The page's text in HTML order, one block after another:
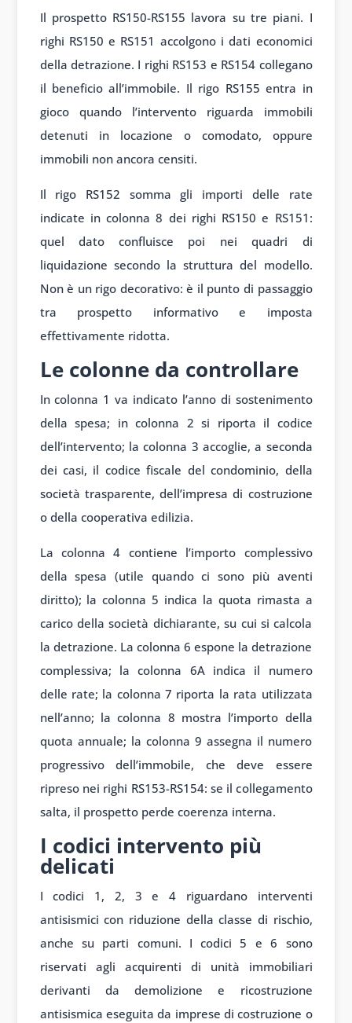
Il prospetto RS150-RS155 lavora su tre piani. I
righi RS150 e RS151 accolgono i dati economici
della detrazione. I righi RS153 e RS154 collegano
il beneficio all’immobile. Il rigo RS155 entra in
gioco quando l’intervento riguarda immobili
detenuti in locazione o comodato, oppure
immobili non ancora censiti.
Il rigo RS152 somma gli importi delle rate
indicate in colonna 8 dei righi RS150 e RS151:
quel dato confluisce poi nei quadri di
liquidazione secondo la struttura del modello.
Non è un rigo decorativo: è il punto di passaggio
tra prospetto informativo e imposta
effettivamente ridotta.
Le colonne da controllare
In colonna 1 va indicato l’anno di sostenimento
della spesa; in colonna 2 si riporta il codice
dell’intervento; la colonna 3 accoglie, a seconda
dei casi, il codice fiscale del condominio, della
società trasparente, dell’impresa di costruzione
o della cooperativa edilizia.
La colonna 4 contiene l’importo complessivo
della spesa (utile quando ci sono più aventi
diritto); la colonna 5 indica la quota rimasta a
carico della società dichiarante, su cui si calcola
la detrazione. La colonna 6 espone la detrazione
complessiva; la colonna 6A indica il numero
delle rate; la colonna 7 riporta la rata utilizzata
nell’anno; la colonna 8 mostra l’importo della
quota annuale; la colonna 9 assegna il numero
progressivo dell’immobile, che deve essere
ripreso nei righi RS153-RS154: se il collegamento
salta, il prospetto perde coerenza interna.
I codici intervento più
delicati
I codici 1, 2, 3 e 4 riguardano interventi
antisismici con riduzione della classe di rischio,
anche su parti comuni. I codici 5 e 6 sono
riservati agli acquirenti di unità immobiliari
derivanti da demolizione e ricostruzione
antisismica eseguita da imprese di costruzione o